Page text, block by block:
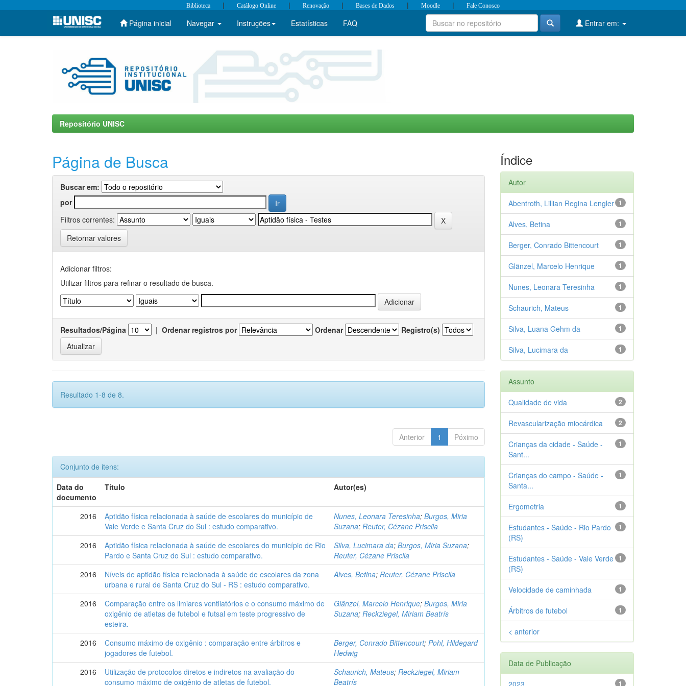
Skip
Biblioteca | Catálogo Online | Renovação | Bases de Dados | Moodle | Fale Conosco
Página inicial Navegar Instruções Estatísticas FAQ Entrar em:
Repositório UNISC
Página de Busca
Buscar em:
por
Filtros correntes:
Retornar valores
Adicionar filtros:
Utilizar filtros para refinar o resultado de busca.
Resultados/Página | Ordenar registros por Ordenar Registro(s)
Resultado 1-8 de 8.
Anterior 1 Póximo
Conjunto de itens:
Data do
documento
Título Autor(es)
2016
Aptidão física relacionada à saúde de escolares do município de
Vale Verde e Santa Cruz do Sul : estudo comparativo.
Nunes, Leonara Teresinha;Burgos, Miria
Suzana;Reuter, Cézane Priscila
2016
Aptidão física relacionada à saúde de escolares do município de Rio
Pardo e Santa Cruz do Sul : estudo comparativo.
Silva, Lucimara da;Burgos, Miria Suzana;
Reuter, Cézane Priscila
2016
Níveis de aptidão física relacionada à saúde de escolares da zona
urbana e rural de Santa Cruz do Sul - RS : estudo comparativo.
Alves, Betina;Reuter, Cézane Priscila
2016
Comparação entre os limiares ventilatórios e o consumo máximo de
oxigênio de atletas de futebol e futsal em teste progressivo de
esteira.
Glänzel, Marcelo Henrique;Burgos, Miria
Suzana;Reckziegel, Miriam Beatrís
2016
Consumo máximo de oxigênio : comparação entre árbitros e
jogadores de futebol.
Berger, Conrado Bittencourt;Pohl, Hildegard
Hedwig
2016
Utilização de protocolos diretos e indiretos na avaliação do
consumo máximo de oxigênio de atletas de futebol.
Schaurich, Mateus;Reckziegel, Miriam
Beatrís
Índice
Autor
1
Abentroth, Lillian Regina Lengler
1
Alves, Betina
1
Berger, Conrado Bittencourt
1
Glänzel, Marcelo Henrique
1
Nunes, Leonara Teresinha
1
Schaurich, Mateus
1
Silva, Luana Gehm da
1
Silva, Lucimara da
Assunto
2
Qualidade de vida
2
Revascularização miocárdica
1
Crianças da cidade - Saúde -
Sant...
1
Crianças do campo - Saúde -
Santa...
1
Ergometria
1
Estudantes - Saúde - Rio Pardo
(RS)
1
Estudantes - Saúde - Vale Verde
(RS)
1
Velocidade de caminhada
1
Árbitros de futebol
< anterior
Data de Publicação
1
2023